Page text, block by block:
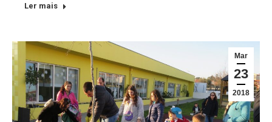
Ler mais
Mar
23
2018